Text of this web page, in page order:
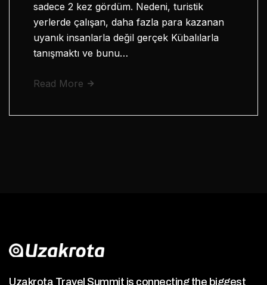
sadece 2 kez gördüm. Nedeni, turistik
yerlerde çalışan, daha fazla para kazanan
uyanık insanlarla değil gerçek Kübalılarla
tanışmaktı ve bunu…
Read More
Uzakrota Travel Summit is connecting the biggest